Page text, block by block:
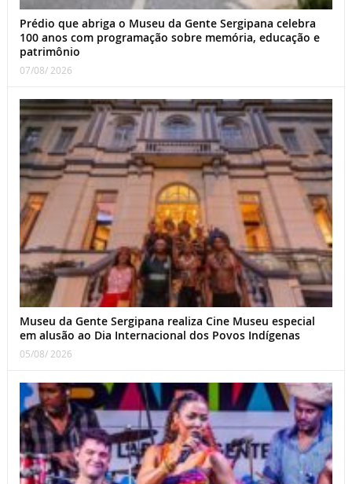
Prédio que abriga o Museu da Gente Sergipana celebra
100 anos com programação sobre memória, educação e
patrimônio
07/08/ 2026
Museu da Gente Sergipana realiza Cine Museu especial
em alusão ao Dia Internacional dos Povos Indígenas
05/08/ 2026